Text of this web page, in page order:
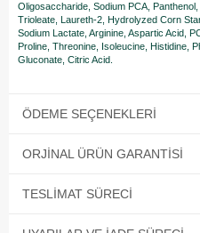
Oligosaccharide, Sodium PCA,
Trioleate, Laureth-2, Hydrolyzed Corn
Sodium Lactate, Arginine, Aspartic Acid,
Proline, Threonine, Isoleucine, Histidine,
Gluconate, Citric Acid.
ÖDEME SEÇENEKLERI
ORJINAL ÜRÜN GARANTISI
TESLIMAT SÜRECI